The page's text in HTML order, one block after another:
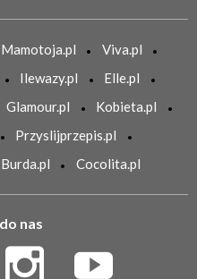
Mamotoja.pl
Viva.pl
Ilewazy.pl
Elle.pl
Glamour.pl
Kobieta.pl
Przyslijprzepis.pl
Burda.pl Cocolita.pl
nas